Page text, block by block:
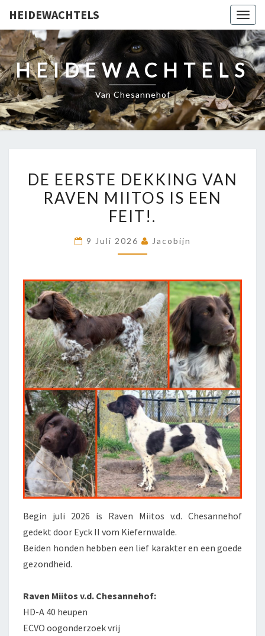
HEIDEWACHTELS
HEIDEWACHTELS
Van Chesannehof
EERSTE
DEKKING
VAN
MIITOS
EEN
FEIT!.
DE EERSTE DEKKING VAN
RAVEN MIITOS IS EEN
FEIT!.
9 Juli 2026 Jacobijn
Begin juli 2026 is Raven Miitos v.d. Chesannehof
gedekt door Eyck II vom Kiefernwalde.
Beiden honden hebben een lief karakter en een goede
gezondheid.
Raven Miitos v.d. Chesannehof:
HD-A 40 heupen
ECVO oogonderzoek vrij